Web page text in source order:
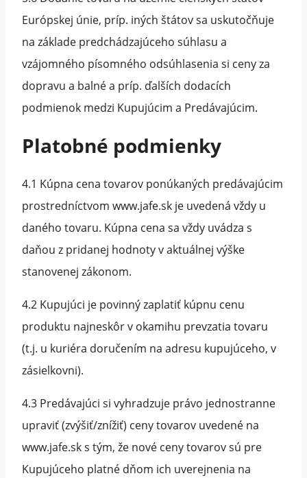
Európskej únie, príp. iných štátov sa uskutočňuje
na základe predchádzajúceho súhlasu a
vzájomného písomného odsúhlasenia si ceny za
dopravu a balné a príp. ďalších dodacích
podmienok medzi Kupujúcim a Predávajúcim.
Platobné podmienky
4.1 Kúpna cena tovarov ponúkaných predávajúcim
prostredníctvom www.jafe.sk je uvedená vždy u
daného tovaru. Kúpna cena sa vždy uvádza s
daňou z pridanej hodnoty v aktuálnej výške
stanovenej zákonom.
4.2 Kupujúci je povinný zaplatiť kúpnu cenu
produktu najneskôr v okamihu prevzatia tovaru
(t.j. u kuriéra doručením na adresu kupujúceho, v
zásielkovni).
4.3 Predávajúci si vyhradzuje právo jednostranne
upraviť (zvýšiť/znížiť) ceny tovarov uvedené na
www.jafe.sk s tým, že nové ceny tovarov sú pre
Kupujúceho platné dňom ich uverejnenia na